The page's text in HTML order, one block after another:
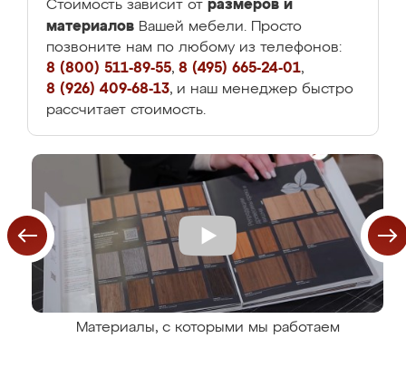
Стоимость зависит от размеров и
материалов Вашей мебели. Просто
позвоните нам по любому из телефонов:
8 (800) 511-89-55, 8 (495) 665-24-01,
8 (926) 409-68-13, и наш менеджер быстро
рассчитает стоимость.
Материалы, с которыми мы работаем